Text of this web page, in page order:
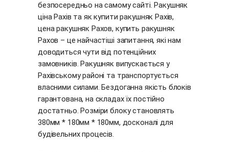
безпосередньо на самому сайті. Ракушняк
ціна Рахів та як купити ракушняк Рахів,
цена ракушняк Рахов, купить ракушняк
Рахов – це найчастіші запитання, які нам
доводиться чути від потенційних
замовників. Ракушняк випускається у
Рахівському районі та транспортується
власними силами. Бездоганна якість блоків
гарантована, на складах їх постійно
достатньо. Розміри блоку становлять
380мм * 180мм * 180мм, досконалі для
будівельних процесів.